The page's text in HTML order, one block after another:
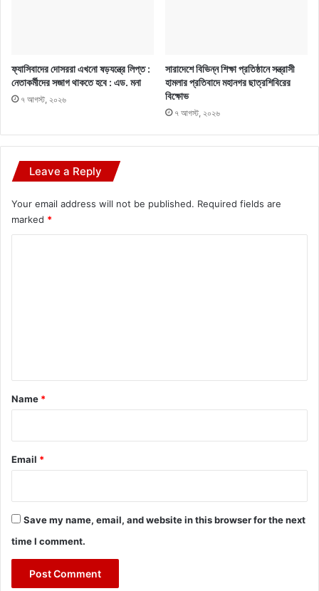
ফ্যাসিবাদের দোসররা এখনো ষড়যন্ত্রে লিপ্ত :
নেতাকর্মীদের সজাগ থাকতে হবে : এড. মনা
৭ আগস্ট, ২০২৬
সারাদেশে বিভিন্ন শিক্ষা প্রতিষ্ঠানে সন্ত্রাসী
হামলার প্রতিবাদে মহানগর ছাত্রশিবিরের
বিক্ষোভ
৭ আগস্ট, ২০২৬
Leave a Reply
Your email address will not be published. Required fields are
marked *
*
Name *
Email *
Save my name, email, and website in this browser for the next
time I comment.